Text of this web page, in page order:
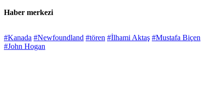
Haber merkezi
#Kanada #Newfoundland #tören #İlhami Aktaş #Mustafa Biçen
#John Hogan